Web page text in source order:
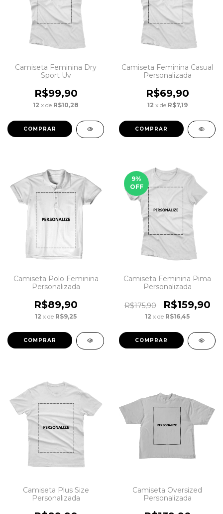
Camiseta Feminina Dry
Sport Uv
R$99,90
12 x de R$10,28
COMPRAR
Camiseta Feminina Casual
Personalizada
R$69,90
12 x de R$7,19
COMPRAR
Camiseta Polo Feminina
Personalizada
R$89,90
12 x de R$9,25
COMPRAR
9%
OFF
Camiseta Feminina Pima
Personalizada
R$175,90 R$159,90
12 x de R$16,45
COMPRAR
Camiseta Plus Size
Personalizada
Camiseta Oversized
Personalizada